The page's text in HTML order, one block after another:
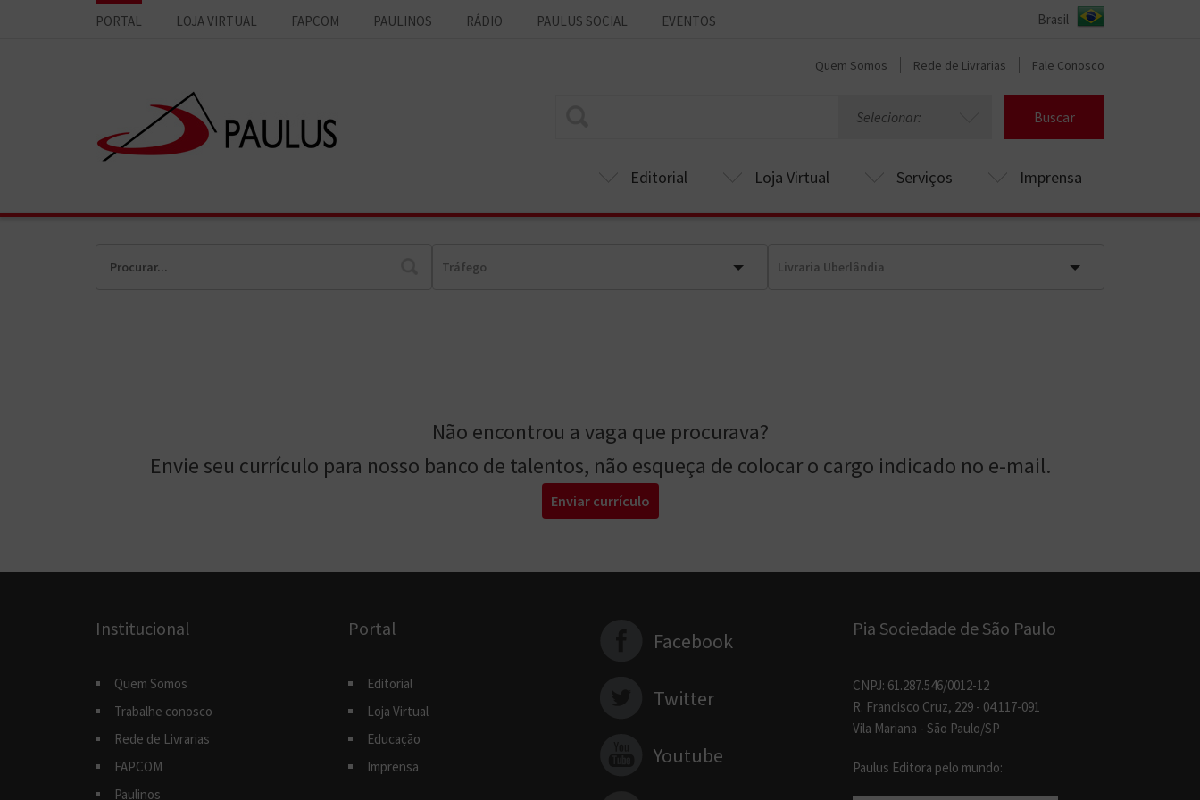
PORTAL LOJA VIRTUAL FAPCOM PAULINOS RÁDIO PAULUS SOCIAL EVENTOS
Quem Somos Rede de Livrarias Fale Conosco
Selecionar: Buscar
Editorial Loja Virtual Serviços Imprensa
Tráfego Livraria Uberlândia
Não encontrou a vaga que procurava?
Envie seu currículo para nosso banco de talentos, não esqueça de colocar o cargo indicado no e-mail.
Enviar currículo
Institucional
Quem Somos
Trabalhe conosco
Rede de Livrarias
FAPCOM
Paulinos
Portal
Editorial
Loja Virtual
Educação
Imprensa
Facebook
Twitter
Youtube
Pia Sociedade de São Paulo
CNPJ: 61.287.546/0012-12
R. Francisco Cruz, 229 - 04.117-091
Vila Mariana - São Paulo/SP
Paulus Editora pelo mundo: